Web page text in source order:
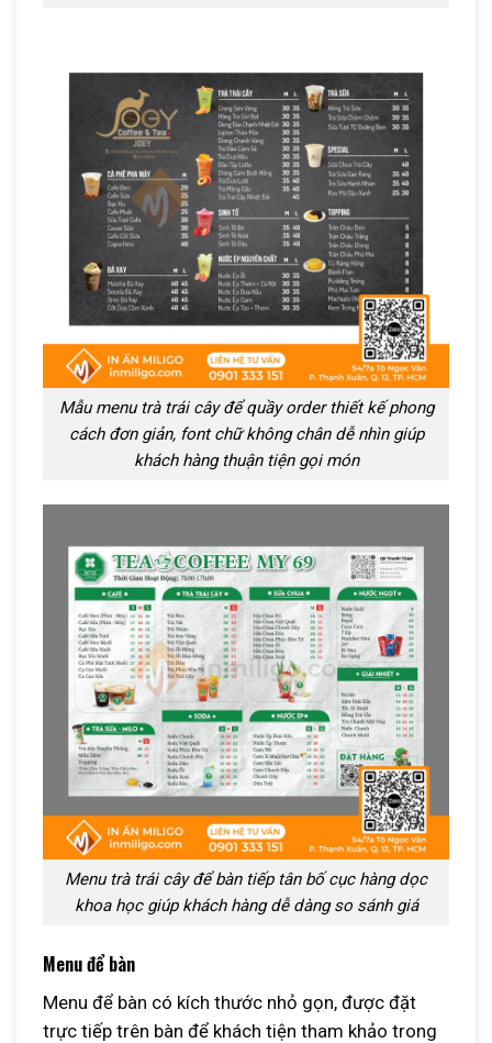
Mẫu menu trà trái cây để quầy order thiết kế phong
cách đơn giản, font chữ không chân dễ nhìn giúp
khách hàng thuận tiện gọi món
Menu trà trái cây để bàn tiếp tân bố cục hàng dọc
khoa học giúp khách hàng dễ dàng so sánh giá
Menu để bàn
Menu để bàn có kích thước nhỏ gọn, được đặt
trực tiếp trên bàn để khách tiện tham khảo trong